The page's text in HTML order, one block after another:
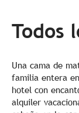
Todos
Una cama de
familia entera
hotel con
alquiler